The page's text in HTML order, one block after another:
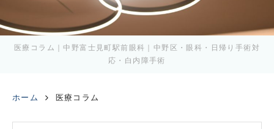
医療コラム｜中野富士見町駅前眼科｜中野区・眼科・日帰り手術対
応・白内障手術
ホーム 医療コラム